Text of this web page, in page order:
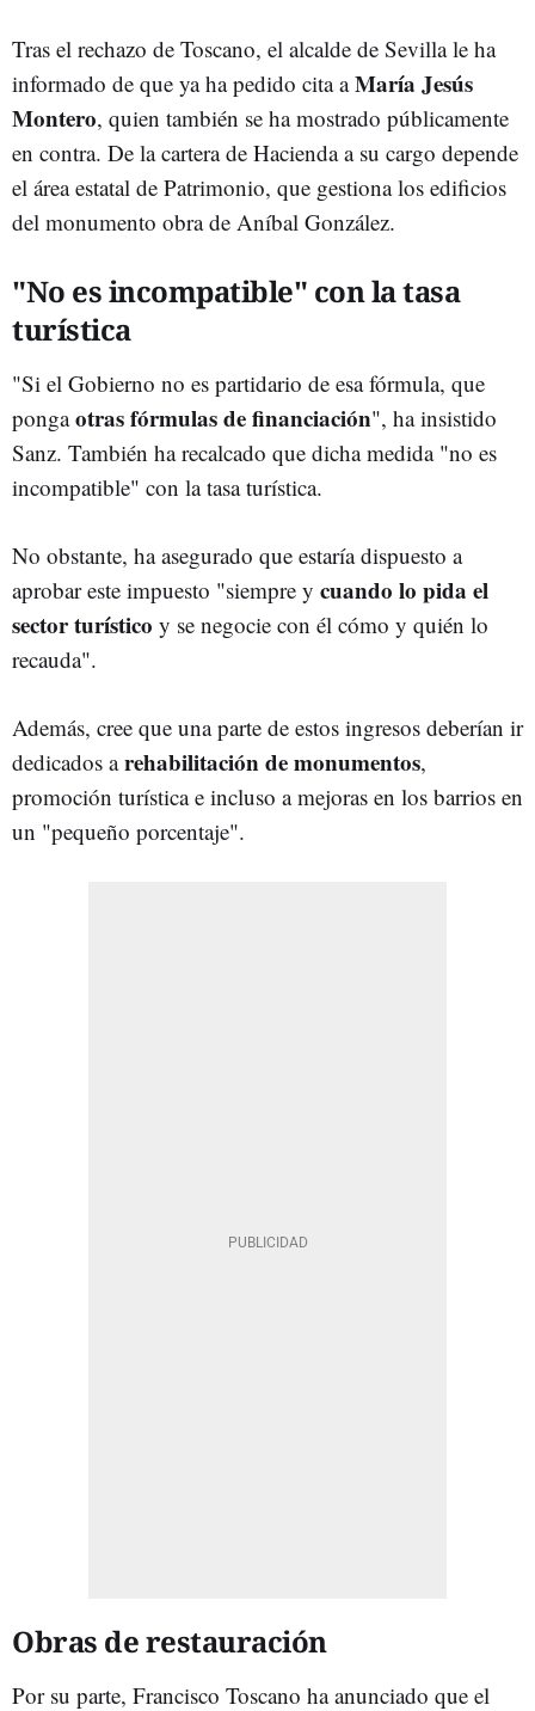
Tras el rechazo de Toscano, el alcalde de Sevilla le ha
informado de que ya ha pedido cita aMaría Jesús
Montero, quien también se ha mostrado públicamente
en contra. De la cartera de Hacienda a su cargo depende
el área estatal de Patrimonio, que gestiona los edificios
del monumento obra de Aníbal González.
"No es incompatible" con la tasa
turística
"Si el Gobierno no es partidario de esa fórmula, que
pongaotras fórmulas de financiación", ha insistido
Sanz. También ha recalcado que dicha medida "no es
incompatible" con la tasa turística.
No obstante, ha asegurado que estaría dispuesto a
aprobar este impuesto "siempre y cuando lo pida el
sector turístico y se negocie con él cómo y quién lo
recauda".
Además, cree que una parte de estos ingresos deberían ir
dedicados arehabilitación de monumentos,
promoción turística e incluso a mejoras en los barrios en
un "pequeño porcentaje".
Obras de restauración
Por su parte, Francisco Toscano ha anunciado que el